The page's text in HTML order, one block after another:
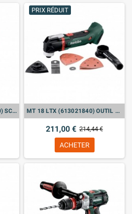
STA 18 LTX 100 (601002840) SCIE SAUTEUSE SANS FIL (VENDU SANS BATTERIE)
PRIX RÉDUIT
MT 18 LTX (613021840) OUTIL MULTIFONCTIONS SANS FIL
211,00 € 214,44 €
ACHETER